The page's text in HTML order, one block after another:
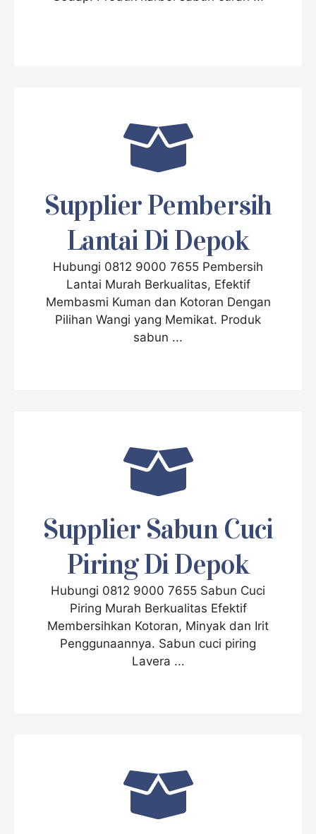
Supplier Pembersih
Lantai Di Depok
Hubungi 0812 9000 7655 Pembersih
Lantai Murah Berkualitas, Efektif
Membasmi Kuman dan Kotoran Dengan
Pilihan Wangi yang Memikat. Produk
sabun ...
Supplier Sabun Cuci
Piring Di Depok
Hubungi 0812 9000 7655 Sabun Cuci
Piring Murah Berkualitas Efektif
Membersihkan Kotoran, Minyak dan Irit
Penggunaannya. Sabun cuci piring
Lavera ...